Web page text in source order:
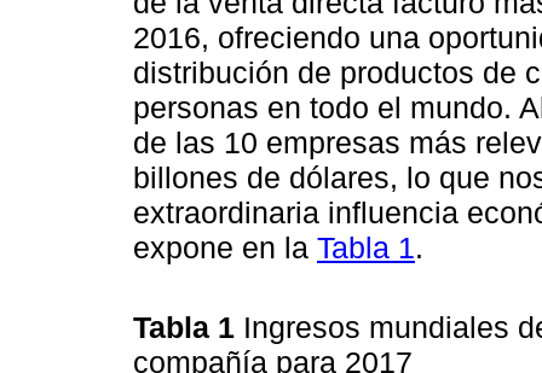
2016, ofreciendo una
distribución de productos de
personas en todo el mundo.
de las 10 empresas más
billones de dólares, lo que
extraordinaria influencia
expone en la Tabla 1.
Tabla 1 Ingresos mundiales
compañía para 2017